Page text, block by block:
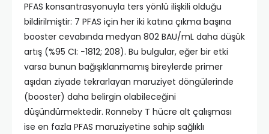
PFAS konsantrasyonuyla ters yönlü ilişkili olduğu
bildirilmiştir: 7 PFAS için her iki katına çıkma başına
booster cevabında medyan 802 BAU/mL daha düşük
artış (%95 CI: −1812; 208). Bu bulgular, eğer bir etki
varsa bunun bağışıklanmamış bireylerde primer
aşıdan ziyade tekrarlayan maruziyet döngülerinde
(booster) daha belirgin olabileceğini
düşündürmektedir. Ronneby T hücre alt çalışması
ise en fazla PFAS maruziyetine sahip sağlıklı